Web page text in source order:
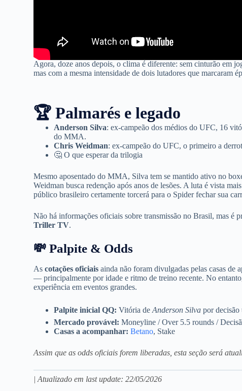
Agora, doze anos depois, o clima é diferente: sem cinturão em
mas com a mesma intensidade de dois lutadores que marcaram
🏆 Palmarés e legado
Anderson Silva: ex-campeão dos médios do UFC, 16
do MMA.
Chris Weidman: ex-campeão do UFC, o primeiro a
🤔 O que esperar da trilogia
Mesmo aposentado do MMA, Silva tem se mantido ativo no
Weidman busca redenção após anos de lesões. A luta é vista
público brasileiro certamente torcerá para o Spider fechar sua
Não há informações oficiais sobre transmissão no Brasil, mas
Triller TV.
💸 Palpite & Odds
Ascotações oficiais ainda não foram divulgadas pelas casas de
— principalmente por idade e ritmo de treino recente. No
experiência em eventos grandes.
Palpite inicial QQ: Vitória deAnderson Silva por
Mercado provável: Moneyline / Over 5.5 rounds /
Casas a acompanhar: Betano, Stake
Assim que as odds oficiais forem liberadas, esta seção será
| Atualizado em last update: 22/05/2026